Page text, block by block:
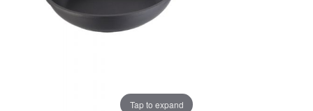
Tap to expand